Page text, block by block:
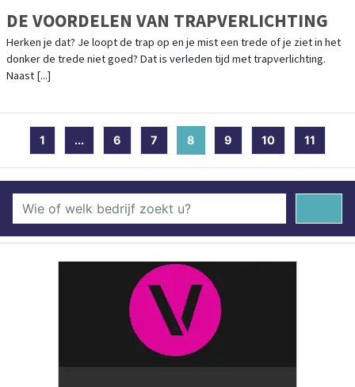
DE VOORDELEN VAN TRAPVERLICHTING
Herken je dat? Je loopt de trap op en je mist een trede of je ziet in het
donker de trede niet goed? Dat is verleden tijd met trapverlichting.
Naast [...]
1 ... 6 7 8 (current)
9 10 11